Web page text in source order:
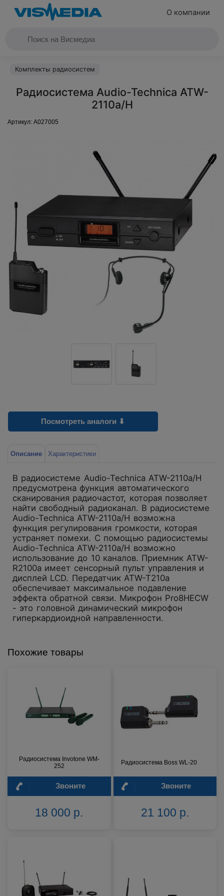
О компании
Комплекты радиосистем
Радиосистема Audio-Technica ATW-
2110a/H
Артикул: A027005
Посмотреть аналоги ⬇
Описание Характеристики
В радиосистеме Audio-Technica ATW-2110a/H
предусмотрена функция автоматического
сканирования радиочастот, которая позволяет
найти свободный радиоканал. В радиосистеме
Audio-Technica ATW-2110a/H возможна
функция регулирования громкости, которая
устраняет помехи. С помощью радиосистемы
Audio-Technica ATW-2110a/H возможно
использование до 10 каналов. Приемник ATW-
R2100a имеет сенсорный пульт управления и
дисплей LCD. Передатчик ATW-T210a
обеспечивает максимальное подавление
эффекта обратной связи. Микрофон Pro8HECW
- это головной динамический микрофон
гиперкардиоидной направленности.
Похожие товары
Радиосистема Invotone WM-
252
Звоните
18 000 р.
Радиосистема Boss WL-20
Звоните
21 100 р.